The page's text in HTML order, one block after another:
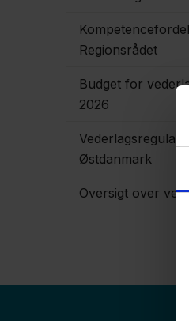
Regionsrådet
Budget for
2026
Østdanmark
Oversigt over